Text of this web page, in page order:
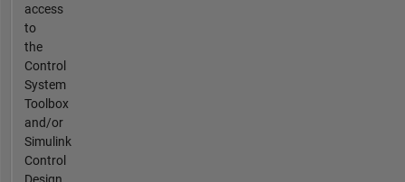
access
to
the
Control
System
Toolbox
and/or
Simulink
Control